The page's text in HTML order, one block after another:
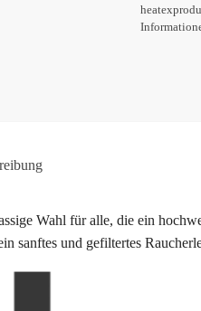
Wahl für alle, die ein
sanftes und gefiltertes